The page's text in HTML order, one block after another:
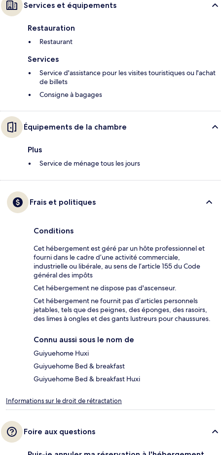
Services et équipements
Restauration
Restaurant
Services
Service d'assistance pour les visites touristiques ou l'achat
de billets
Consigne à bagages
Équipements de la chambre
Plus
Service de ménage tous les jours
Frais et politiques
Conditions
Cet hébergement est géré par un hôte professionnel et
fourni dans le cadre d’une activité commerciale,
industrielle ou libérale, au sens de l’article 155 du Code
général des impôts
Cet hébergement ne dispose pas d'ascenseur.
Cet hébergement ne fournit pas d’articles personnels
jetables, tels que des peignes, des éponges, des rasoirs,
des limes à ongles et des gants lustreurs pour chaussures.
Connu aussi sous le nom de
Guiyuehome Huxi
Guiyuehome Bed & breakfast
Guiyuehome Bed & breakfast Huxi
Informations sur le droit de rétractation
Foire aux questions